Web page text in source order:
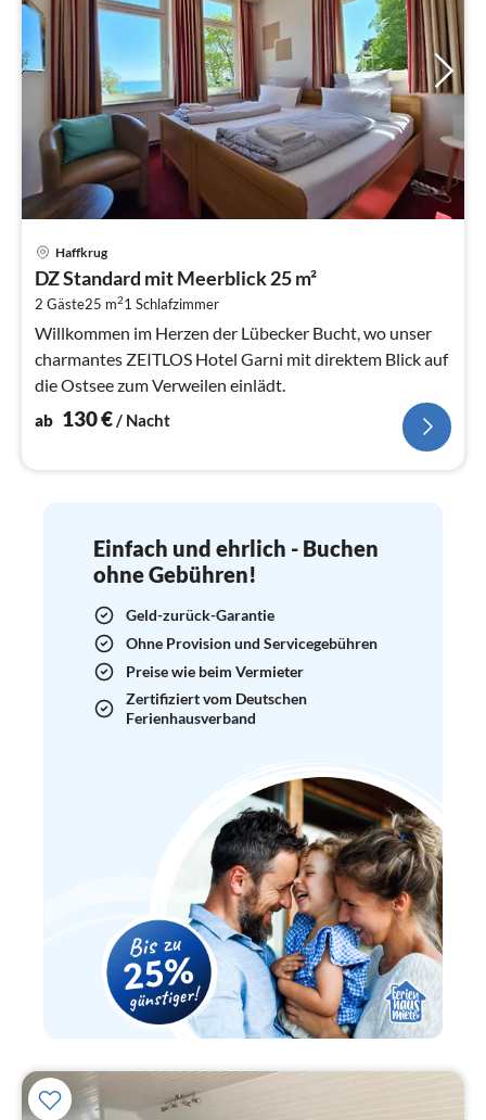
Haffkrug
DZ Standard mit Meerblick 25 m²
2 Gäste25 m21 Schlafzimmer
Willkommen im Herzen der Lübecker Bucht, wo unser
charmantes ZEITLOS Hotel Garni mit direktem Blick auf
die Ostsee zum Verweilen einlädt.
ab 130€/ Nacht
Einfach und ehrlich - Buchen
ohne Gebühren!
Geld-zurück-Garantie
Ohne Provision und Servicegebühren
Preise wie beim Vermieter
Zertifiziert vom Deutschen
Ferienhausverband